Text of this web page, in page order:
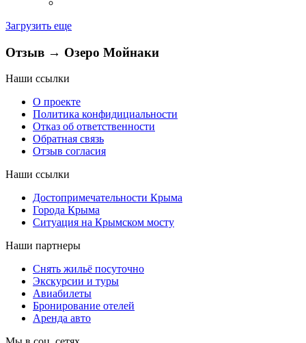
Загрузить еще
Отзыв → Озеро Мойнаки
Наши ссылки
О проекте
Политика конфидициальности
Отказ об ответственности
Обратная связь
Отзыв согласия
Наши ссылки
Достопримечательности Крыма
Города Крыма
Ситуация на Крымском мосту
Наши партнеры
Снять жильё посуточно
Экскурсии и туры
Авиабилеты
Бронирование отелей
Аренда авто